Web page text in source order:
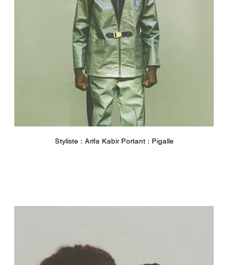
Styliste : Arifa Kabir Portant : Pigalle